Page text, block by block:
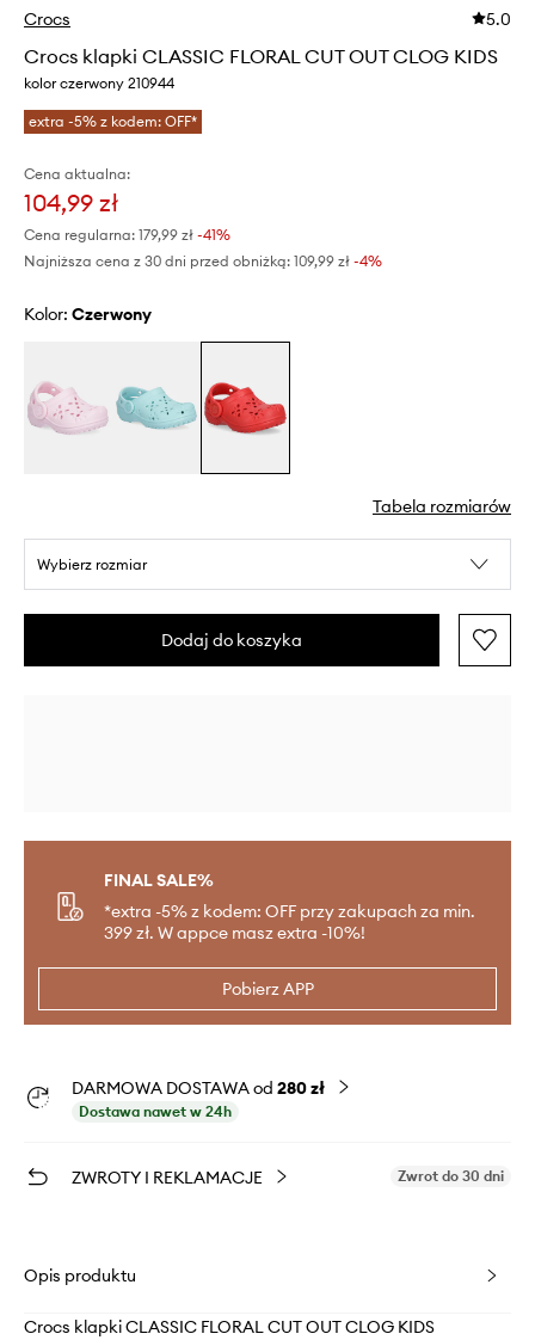
Crocs 5.0
Crocs klapki CLASSIC FLORAL CUT OUT CLOG KIDS
kolor czerwony 210944
extra -5% z kodem: OFF*
Cena aktualna:
104,99 zł
Cena regularna: 179,99 zł -41%
Najniższa cena z 30 dni przed obniżką: 109,99 zł -4%
Kolor: czerwony
Tabela rozmiarów
Wybierz rozmiar
Dodaj do koszyka
FINAL SALE%
*extra -5% z kodem: OFF przy zakupach za min.
399 zł. W appce masz extra -10%!
Pobierz APP
DARMOWA DOSTAWA od 280 zł
Dostawa nawet w 24h
ZWROTY I REKLAMACJE Zwrot do 30 dni
Opis produktu
Crocs klapki CLASSIC FLORAL CUT OUT CLOG KIDS